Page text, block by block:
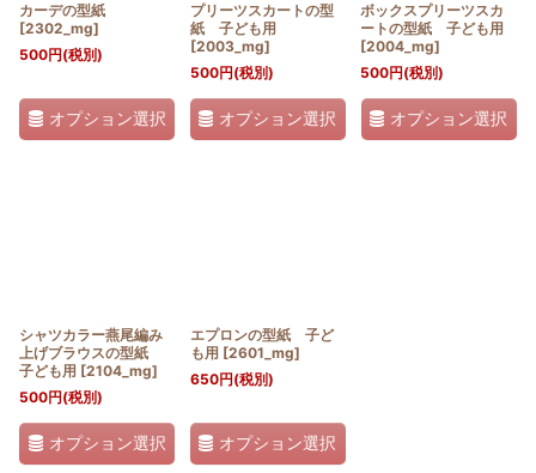
カーデの型紙
[2302_mg]
500円(税別)
オプション選択
プリーツスカートの型
紙 子ども用
[2003_mg]
500円(税別)
オプション選択
ボックスプリーツスカ
ートの型紙 子ども用
[2004_mg]
500円(税別)
オプション選択
シャツカラー燕尾編み
上げブラウスの型紙
子ども用 [2104_mg]
500円(税別)
オプション選択
エプロンの型紙 子ど
も用 [2601_mg]
650円(税別)
オプション選択